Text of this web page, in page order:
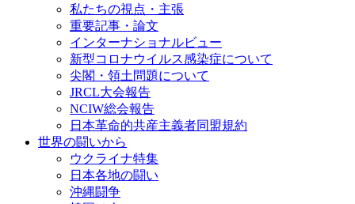
私たちの視点・主張
重要記事・論文
インターナショナルビュー
新型コロナウイルス感染症について
尖閣・領土問題について
JRCL大会報告
NCIW総会報告
日本革命的共産主義者同盟規約
世界の闘いから
ウクライナ特集
日本各地の闘い
沖縄闘争